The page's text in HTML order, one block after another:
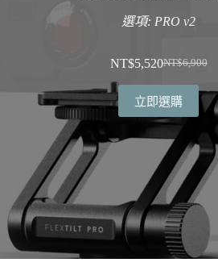
選項: PRO v2
NT$6,900
原
始
價
格：
NT$6,900。
NT$5,520目
前
價
格：
NT$5,520。
立即選購